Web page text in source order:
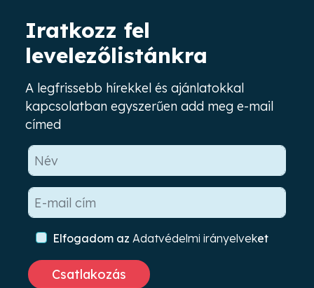
Iratkozz fel
levelezőlistánkra
A legfrissebb hírekkel és ajánlatokkal
kapcsolatban egyszerűen add meg e-mail
címed
Elfogadom azAdatvédelmi irányelveket